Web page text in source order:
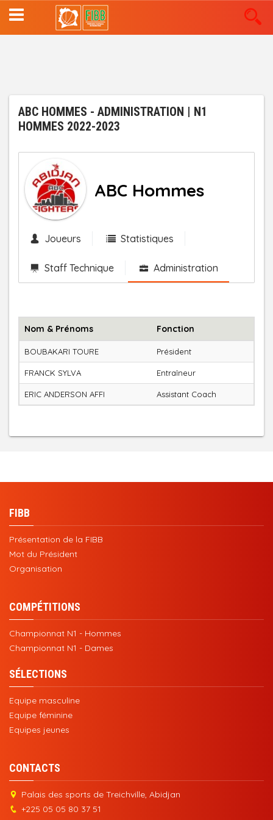
Aller
au
contenu
ABC HOMMES - ADMINISTRATION | N1
HOMMES 2022-2023
ABC Hommes
Joueurs Statistiques
Staff Technique Administration
Nom & Prénoms Fonction
BOUBAKARI TOURE Président
FRANCK SYLVA Entraîneur
ERIC ANDERSON AFFI Assistant Coach
FIBB
Présentation de la FIBB
Mot du Président
Organisation
COMPÉTITIONS
Championnat N1 - Hommes
Championnat N1 - Dames
SÉLECTIONS
Equipe masculine
Equipe féminine
Equipes jeunes
CONTACTS
Palais des sports de Treichville, Abidjan
+225 05 05 80 37 51